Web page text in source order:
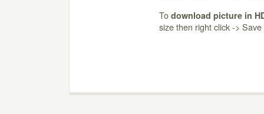
To download picture in
size then right click ->